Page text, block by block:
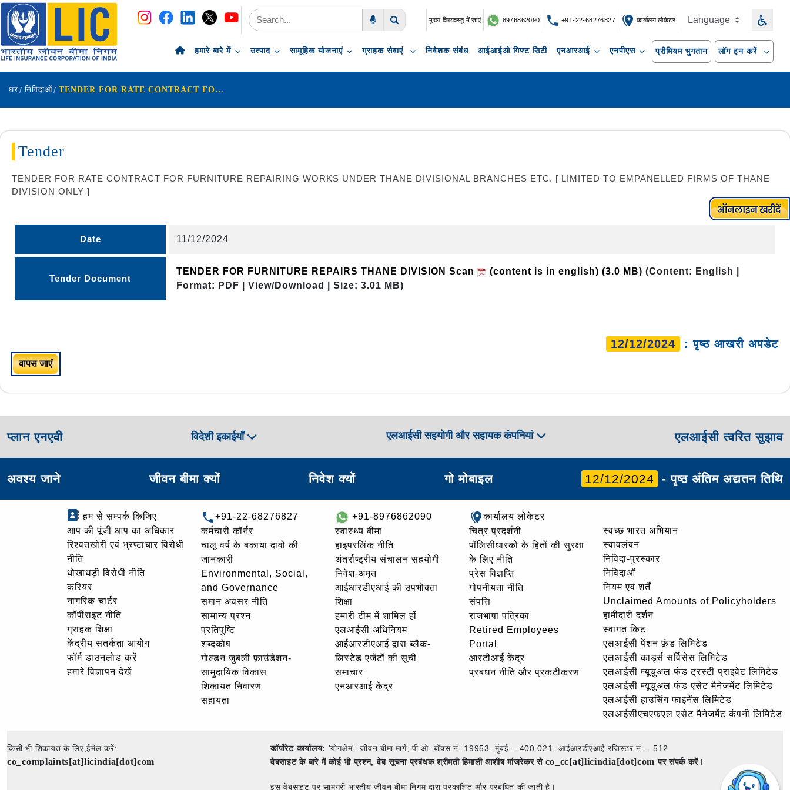
नेविगेशन
सामग्री पर छोड़ें
मुख्य विषयवस्तु में जाएं 8976862090 +91-22-68276827 कार्यालय लोकेटर
हमारे बारे में उत्पाद सामूहिक योजनाएं ग्राहक सेवाएं निवेशक संबंध आईआईओ गिफ्ट सिटी एनआरआई एनपीएस प्रीमियम भुगतान लॉग इन करें
घर निविदाओं TENDER FOR RATE CONTRACT FOR FURNITURE REPAIRING WORKS UNDER THANE DIVISIONAL BRANCHES ETC. [ LIMITED TO EMPANELLED FIRMS OF THANE DIVISION ONLY ]
Tender
TENDER FOR RATE CONTRACT FOR FURNITURE REPAIRING WORKS UNDER THANE DIVISIONAL BRANCHES ETC. [ LIMITED TO EMPANELLED FIRMS OF THANE
DIVISION ONLY ]
Date 11/12/2024
Tender Document
TENDER FOR FURNITURE REPAIRS THANE DIVISION Scan (content is in english) (3.0 MB) (Content: English |
Format: PDF | View/Download | Size: 3.01 MB)
12/12/2024 : पृष्ठ आखरी अपडेट
वापस जाएं
प्लान एनएवी विदेशी इकाईयाँ एलआईसी सहयोगी और सहायक कंपनियां एलआईसी त्वरित सुझाव
अवश्य जाने जीवन बीमा क्यों निवेश क्यों गो मोबाइल 12/12/2024 - पृष्ठ अंतिम अद्यतन तिथि
हम से सम्पर्क किजिए
आप की पूंजी आप का अधिकार
रिश्वतखोरी एवं भ्रष्टाचार विरोधी
नीति
धोखाधड़ी विरोधी नीति
करियर
नागरिक चार्टर
कॉपीराइट नीति
ग्राहक शिक्षा
केंद्रीय सतर्कता आयोग
फॉर्म डाउनलोड करें
हमारे विज्ञापन देखें
+91-22-68276827
कर्मचारी कॉर्नर
चालू वर्ष के बकाया दावों की
जानकारी
Environmental, Social,
and Governance
समान अवसर नीति
सामान्य प्रश्न
प्रतिपुष्टि
शब्दकोष
गोल्‍डन जुबली फ़ाउंडेशन-
सामुदायिक विकास
शिकायत निवारण
सहायता
+91-8976862090
स्वास्थ्य बीमा
हाइपरलिंक नीति
अंतर्राष्ट्रीय संचालन सहयोगी
निवेश-अमृत
आईआरडीएआई की उपभोक्ता
शिक्षा
हमारी टीम में शामिल हों
एलआईसी अधिनियम
आईआरडीएआई द्वारा ब्लैक-
लिस्टेड एजेंटों की सूची
समाचार
एनआरआई केंद्र
कार्यालय लोकेटर
चित्र प्रदर्शनी
पॉलिसीधारकों के हितों की सुरक्षा
के लिए नीति
प्रेस विज्ञप्ति
गोपनीयता नीति
संपत्ति
राजभाषा पत्रिका
Retired Employees
Portal
आरटीआई केंद्र
प्रबंधन नीति और प्रकटीकरण
स्वच्छ भारत अभियान
स्वावलंबन
निविदा-पुरस्कार
निविदाओं
नियम एवं शर्तें
Unclaimed Amounts of Policyholders
हामीदारी दर्शन
स्वागत किट
एलआईसी पेंशन फ़ंड लिमिटेड
एलआईसी कार्ड्स सर्विसेस लिमिटेड
एलआईसी म्यूचुअल फंड ट्रस्टी प्राइवेट लिमिटेड
एलआईसी म्यूचुअल फंड एसेट मैनेजमेंट लिमिटेड
एलआईसी हाउसिंग फाइनेंस लिमिटेड
एलआईसीएचएफएल एसेट मैनेजमेंट कंपनी लिमिटेड
किसी भी शिकायत के लिए,ईमेल करें:
co_complaints[at]licindia[dot]com
कॉर्पोरेट कार्यालय: 'योगक्षेम', जीवन बीमा मार्ग, पी.ओ. बॉक्स नं. 19953, मुंबई – 400 021. आईआरडीएआई रजिस्टर नं. - 512
वेबसाइट के बारे में कोई भी प्रश्न, वेब सूचना प्रबंधक श्रीमती हिमाली आशीष मांजरेकर से co_cc[at]licindia[dot]comपर संपर्क करें।
इस वेबसाइट पर सामग्री भारतीय जीवन बीमा निगम द्वारा प्रकाशित और प्रबंधित की जाती है।